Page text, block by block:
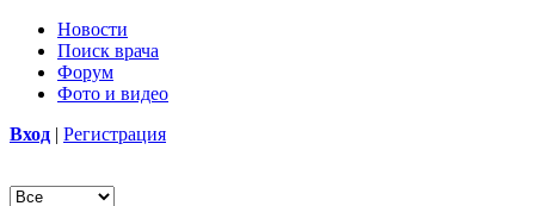
Новости
Поиск врача
Форум
Фото и видео
Вход | Регистрация